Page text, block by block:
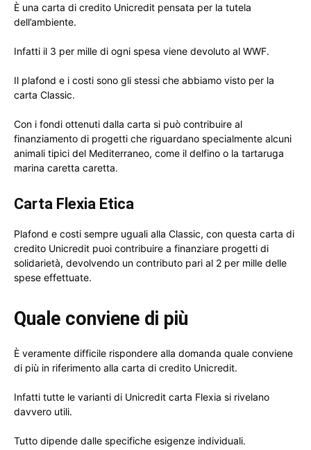
È una carta di credito Unicredit pensata per la tutela
dell’ambiente.
Infatti il 3 per mille di ogni spesa viene devoluto al WWF.
Il plafond e i costi sono gli stessi che abbiamo visto per la
carta Classic.
Con i fondi ottenuti dalla carta si può contribuire al
finanziamento di progetti che riguardano specialmente alcuni
animali tipici del Mediterraneo, come il delfino o la tartaruga
marina caretta caretta.
Carta Flexia Etica
Plafond e costi sempre uguali alla Classic, con questa carta di
credito Unicredit puoi contribuire a finanziare progetti di
solidarietà, devolvendo un contributo pari al 2 per mille delle
spese effettuate.
Quale conviene di più
È veramente difficile rispondere alla domanda quale conviene
di più in riferimento alla carta di credito Unicredit.
Infatti tutte le varianti di Unicredit carta Flexia si rivelano
davvero utili.
Tutto dipende dalle specifiche esigenze individuali.